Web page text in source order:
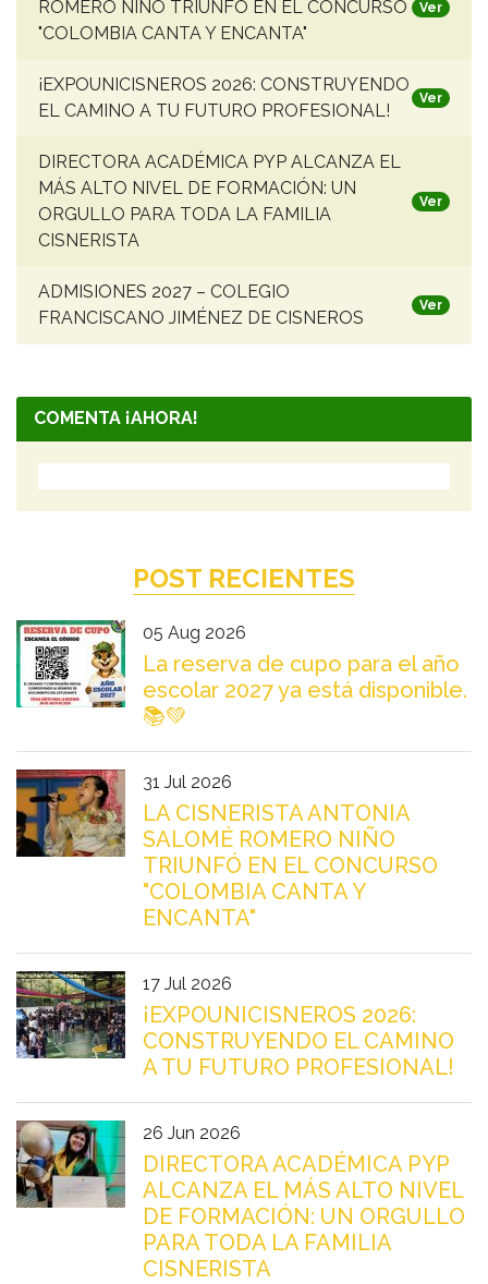
ROMERO NIÑO TRIUNFÓ EN EL CONCURSO
"COLOMBIA CANTA Y ENCANTA"
Ver
¡EXPOUNICISNEROS 2026: CONSTRUYENDO
EL CAMINO A TU FUTURO PROFESIONAL!
Ver
DIRECTORA ACADÉMICA PYP ALCANZA EL
MÁS ALTO NIVEL DE FORMACIÓN: UN
ORGULLO PARA TODA LA FAMILIA
CISNERISTA
Ver
ADMISIONES 2027 – COLEGIO
FRANCISCANO JIMÉNEZ DE CISNEROS
Ver
COMENTA ¡AHORA!
POST RECIENTES
05 Aug 2026
La reserva de cupo para el año
escolar 2027 ya está disponible.
📚💚
31 Jul 2026
LA CISNERISTA ANTONIA
SALOMÉ ROMERO NIÑO
TRIUNFÓ EN EL CONCURSO
"COLOMBIA CANTA Y
ENCANTA"
17 Jul 2026
¡EXPOUNICISNEROS 2026:
CONSTRUYENDO EL CAMINO
A TU FUTURO PROFESIONAL!
26 Jun 2026
DIRECTORA ACADÉMICA PYP
ALCANZA EL MÁS ALTO NIVEL
DE FORMACIÓN: UN ORGULLO
PARA TODA LA FAMILIA
CISNERISTA